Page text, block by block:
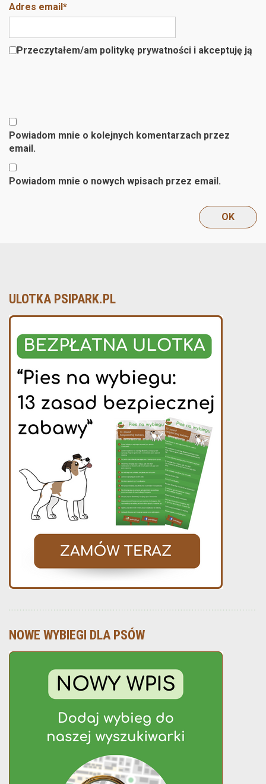
Adres email*
Przeczytałem/am politykę prywatności i akceptuję ją
Powiadom mnie o kolejnych komentarzach przez
email.
Powiadom mnie o nowych wpisach przez email.
ULOTKA PSIPARK.PL
NOWE WYBIEGI DLA PSÓW